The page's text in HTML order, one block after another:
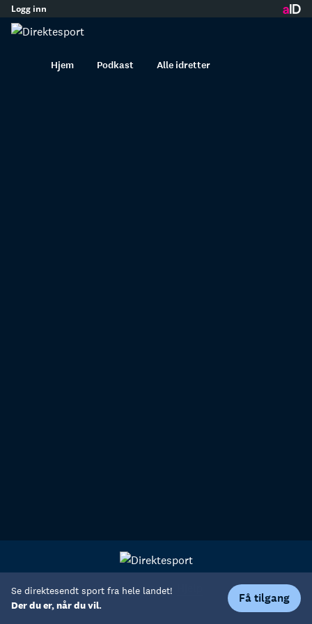
innhold
Logg inn
Hjem Podkast Alle idretter
Se direktesendt sport fra hele landet!
Der du er, når du vil.
Få tilgang
Personvern